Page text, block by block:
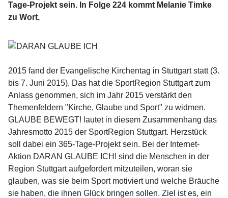
Tage-Projekt sein. In Folge 224 kommt Melanie Timke
zu Wort.
2015 fand der Evangelische Kirchentag in Stuttgart statt (3.
bis 7. Juni 2015). Das hat die SportRegion Stuttgart zum
Anlass genommen, sich im Jahr 2015 verstärkt den
Themenfeldern "Kirche, Glaube und Sport" zu widmen.
GLAUBE BEWEGT! lautet in diesem Zusammenhang das
Jahresmotto 2015 der SportRegion Stuttgart. Herzstück
soll dabei ein 365-Tage-Projekt sein. Bei der Internet-
Aktion DARAN GLAUBE ICH! sind die Menschen in der
Region Stuttgart aufgefordert mitzuteilen, woran sie
glauben, was sie beim Sport motiviert und welche Bräuche
sie haben, die ihnen Glück bringen sollen. Ziel ist es, ein